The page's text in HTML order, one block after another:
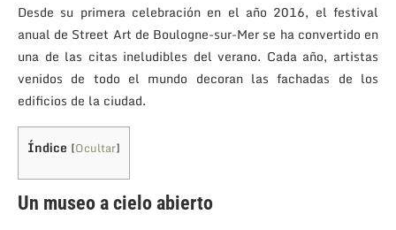
Desde su primera celebración en el año 2016, el festival
anual de Street Art de Boulogne-sur-Mer se ha convertido en
una de las citas ineludibles del verano. Cada año, artistas
venidos de todo el mundo decoran las fachadas de los
edificios de la ciudad.
Índice [Ocultar]
Un museo a cielo abierto